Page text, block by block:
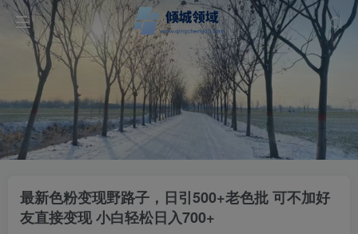
最新色粉变现野路子，日引500+老色批 可不加好
友直接变现 小白轻松日入700+